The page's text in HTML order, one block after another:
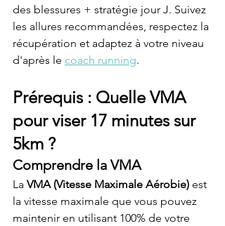
des blessures + stratégie jour J. Suivez
les allures recommandées, respectez la
récupération et adaptez à votre niveau
d'après le coach running.
Prérequis : Quelle VMA
pour viser 17 minutes sur
5km ?
Comprendre la VMA
La VMA (Vitesse Maximale Aérobie) est
la vitesse maximale que vous pouvez
maintenir en utilisant 100% de votre